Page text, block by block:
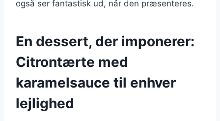
også ser fantastisk ud, når den præsenteres.
En dessert, der imponerer:
Citrontærte med
karamelsauce til enhver
lejlighed